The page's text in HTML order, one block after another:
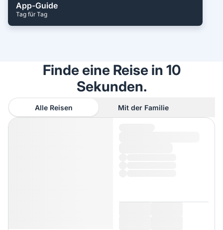
App-Guide
Tag für Tag
Finde eine Reise in 10
Sekunden.
Alle Reisen Mit der Familie